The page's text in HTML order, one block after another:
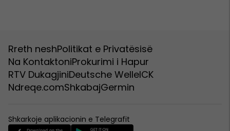
Rreth neshPolitikat e Privatësisë
Na KontaktoniProkurimi i Hapur
RTV DukagjiniDeutsche WelleICK
Ndreqe.comShkabajGermin
Shkarkoje aplikacionin e Telegrafit